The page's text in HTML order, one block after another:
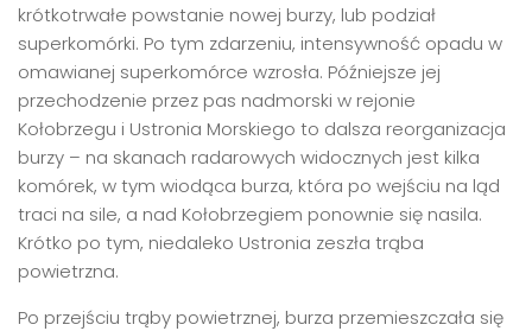
krótkotrwałe powstanie nowej burzy, lub podział
superkomórki. Po tym zdarzeniu, intensywność opadu w
omawianej superkomórce wzrosła. Późniejsze jej
przechodzenie przez pas nadmorski w rejonie
Kołobrzegu i Ustronia Morskiego to dalsza reorganizacja
burzy – na skanach radarowych widocznych jest kilka
komórek, w tym wiodąca burza, która po wejściu na ląd
traci na sile, a nad Kołobrzegiem ponownie się nasila.
Krótko po tym, niedaleko Ustronia zeszła trąba
powietrzna.
Po przejściu trąby powietrznej, burza przemieszczała się